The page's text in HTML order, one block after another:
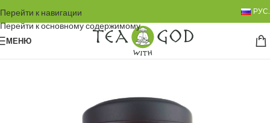
Перейти к навигации
Перейти к основному содержимому
РУС.
МЕНЮ